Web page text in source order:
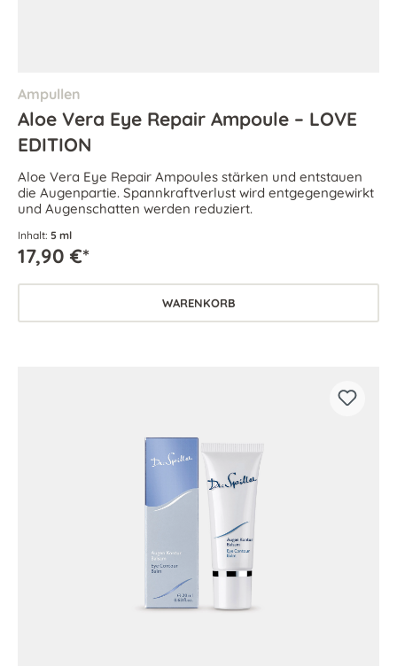
Ampullen
Aloe Vera Eye Repair Ampoule – LOVE
EDITION
Aloe Vera Eye Repair Ampoules stärken und entstauen
die Augenpartie. Spannkraftverlust wird entgegengewirkt
und Augenschatten werden reduziert.
Inhalt: 5 ml
17,90 €*
WARENKORB